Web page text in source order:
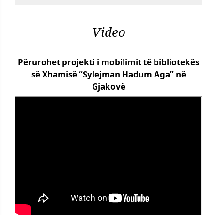
Video
Përurohet projekti i mobilimit të bibliotekës
së Xhamisë “Sylejman Hadum Aga” në
Gjakovë